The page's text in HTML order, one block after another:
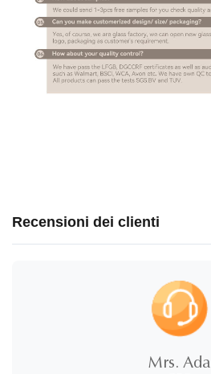
Recensioni dei clienti
5.0
★★ ★
Mrs. Ada